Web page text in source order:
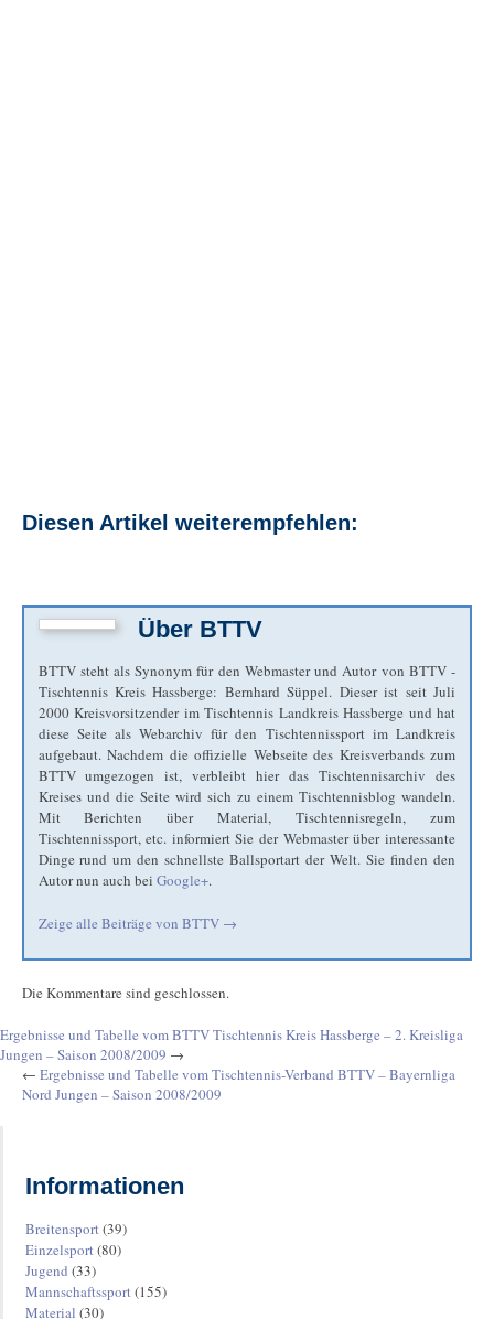
Diesen Artikel weiterempfehlen:
Über BTTV
BTTV steht als Synonym für den Webmaster und Autor von BTTV -
Tischtennis Kreis Hassberge: Bernhard Süppel. Dieser ist seit Juli
2000 Kreisvorsitzender im Tischtennis Landkreis Hassberge und hat
diese Seite als Webarchiv für den Tischtennissport im Landkreis
aufgebaut. Nachdem die offizielle Webseite des Kreisverbands zum
BTTV umgezogen ist, verbleibt hier das Tischtennisarchiv des
Kreises und die Seite wird sich zu einem Tischtennisblog wandeln.
Mit Berichten über Material, Tischtennisregeln, zum
Tischtennissport, etc. informiert Sie der Webmaster über interessante
Dinge rund um den schnellste Ballsportart der Welt. Sie finden den
Autor nun auch bei Google+.
Zeige alle Beiträge von BTTV →
Die Kommentare sind geschlossen.
Ergebnisse und Tabelle vom BTTV Tischtennis Kreis Hassberge – 2. Kreisliga
Jungen – Saison 2008/2009 →
← Ergebnisse und Tabelle vom Tischtennis-Verband BTTV – Bayernliga
Nord Jungen – Saison 2008/2009
Informationen
Breitensport (39)
Einzelsport (80)
Jugend (33)
Mannschaftssport (155)
Material (30)